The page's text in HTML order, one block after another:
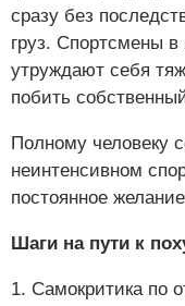
сразу без
груз. Спортсмены в
утруждают себя
побить
Полному человеку
неинтенсивном
постоянное
Шаги на пути к
1. Самокритика по